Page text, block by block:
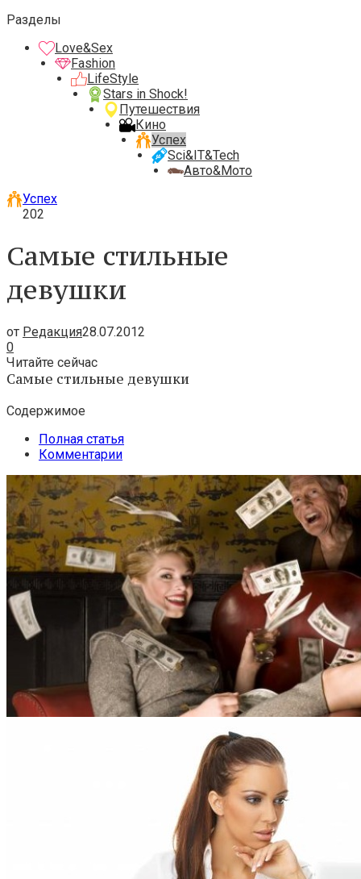
Разделы
Love&Sex
Fashion
LifeStyle
Stars in Shock!
Путешествия
Кино
Успех
Sci&IT&Tech
Авто&Мото
Успех
202
Самые стильные
девушки
от Редакция28.07.2012
0
Читайте сейчас
Самые стильные девушки
Содержимое
Полная статья
Комментарии